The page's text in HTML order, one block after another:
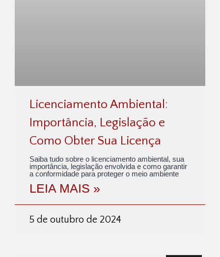
Licenciamento Ambiental:
Importância, Legislação e
Como Obter Sua Licença
Saiba tudo sobre o licenciamento ambiental, sua
importância, legislação envolvida e como garantir
a conformidade para proteger o meio ambiente
LEIA MAIS »
5 de outubro de 2024